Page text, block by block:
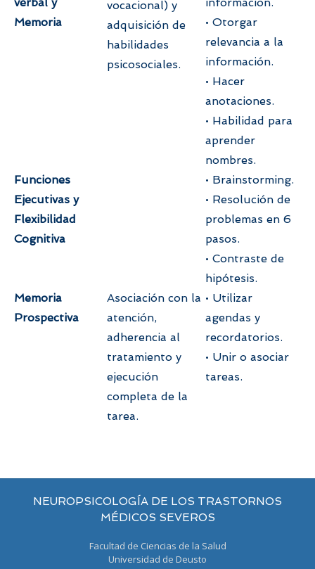
vocacional) y
adquisición de
habilidades
psicosociales.
verbal y
Memoria
información.
• Otorgar
relevancia a la
información.
• Hacer
anotaciones.
• Habilidad para
aprender
nombres.
Funciones
Ejecutivas y
Flexibilidad
Cognitiva
• Brainstorming.
• Resolución de
problemas en 6
pasos.
• Contraste de
hipótesis.
Memoria
Prospectiva
Asociación con la
atención,
adherencia al
tratamiento y
ejecución
completa de la
tarea.
• Utilizar
agendas y
recordatorios.
• Unir o asociar
tareas.
NEUROPSICOLOGÍA DE LOS TRASTORNOS
MÉDICOS SEVEROS
Facultad de Ciencias de la Salud
Universidad de Deusto